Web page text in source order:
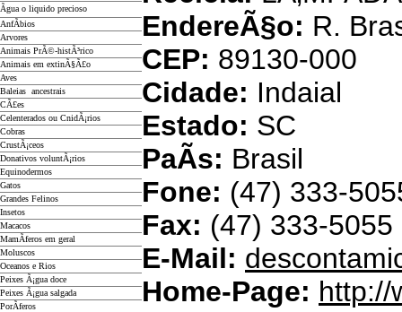
Ãgua o liquido precioso
AnfÃ­bios
Arvores
Animais PrÃ©-histÃ³rico
Animais em extinÃ§Ã£o
Aves
Baleias ancestrais
CÃ£es
Celenterados ou CnidÃ¡rios
Cobras
CrustÃ¡ceos
Donativos voluntÃ¡rios
Equinodermos
Gatos
Grandes Felinos
Insetos
Macacos
MamÃ­feros em geral
Moluscos
Oceanos e Rios
Peixes Ã¡gua doce
Peixes Ã¡gua salgada
PorÃ­feros
EndereÃ§o: R.
CEP: 89130-000
Cidade: Indaial
Estado: SC
PaÃ­s: Brasil
Fone: (47) 333-
Fax: (47) 333-5055
E-Mail:
Home-Page: http://